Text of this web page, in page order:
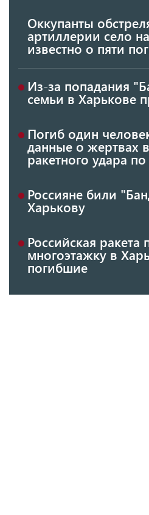
Оккупанты
артиллерии село
известно о пяти
Из-за попадания
семьи в Харькове
Погиб один
данные о жертвах в
ракетного удара
Россияне били
Харькову
Российская ракета
многоэтажку в
погибшие